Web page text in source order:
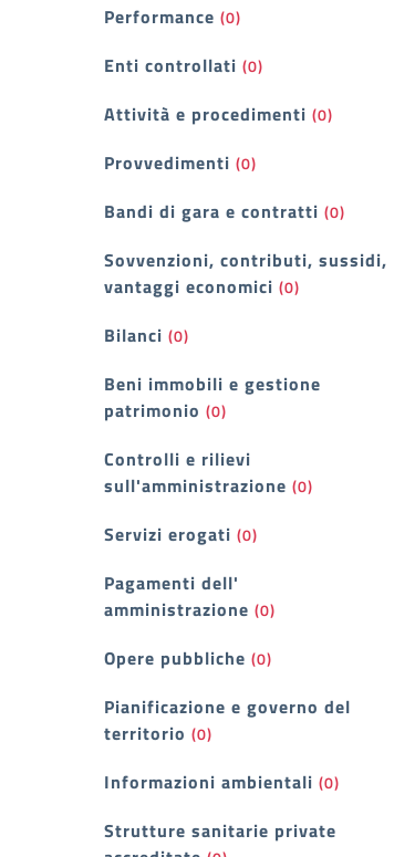
Performance (0)
Enti controllati (0)
Attività e procedimenti (0)
Provvedimenti (0)
Bandi di gara e contratti (0)
Sovvenzioni, contributi, sussidi,
vantaggi economici (0)
Bilanci (0)
Beni immobili e gestione
patrimonio (0)
Controlli e rilievi
sull'amministrazione (0)
Servizi erogati (0)
Pagamenti dell'
amministrazione (0)
Opere pubbliche (0)
Pianificazione e governo del
territorio (0)
Informazioni ambientali (0)
Strutture sanitarie private